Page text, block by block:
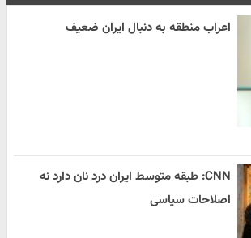
اعراب منطقه به دنبال ایران ضعیف
CNN: طبقه متوسط ایران درد نان دارد نه
اصلاحات سیاسی